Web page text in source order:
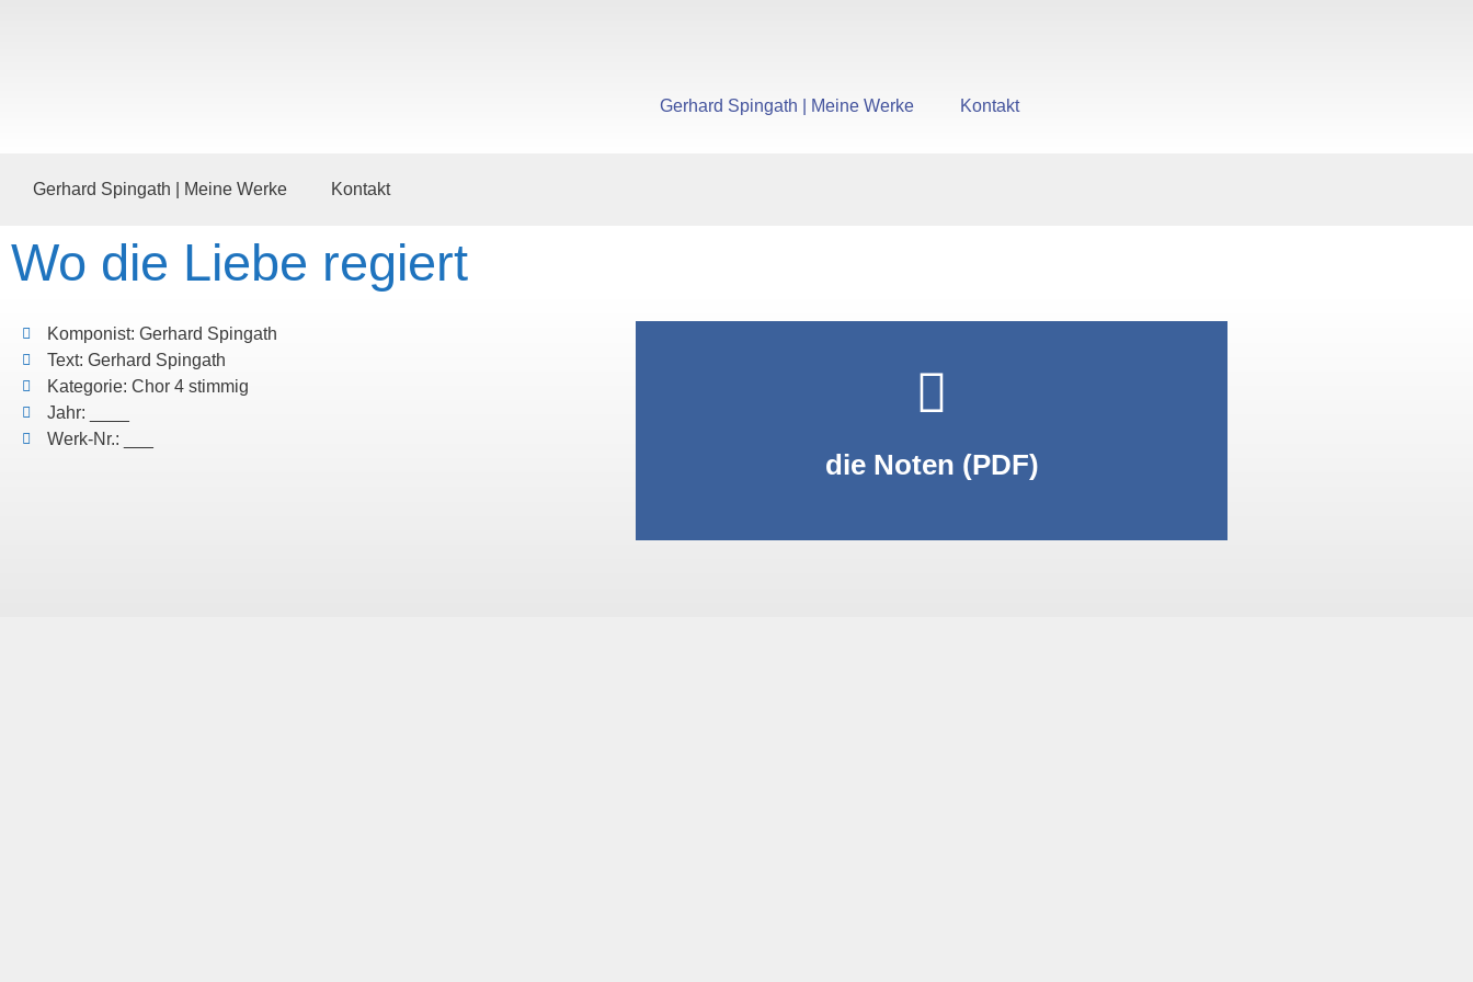
Gerhard Spingath | Meine Werke Kontakt
Gerhard Spingath | Meine Werke Kontakt
Wo die Liebe regiert
Komponist: Gerhard Spingath
Text: Gerhard Spingath
Kategorie: Chor 4 stimmig
Jahr: ____
Werk-Nr.: ___
die Noten (PDF)